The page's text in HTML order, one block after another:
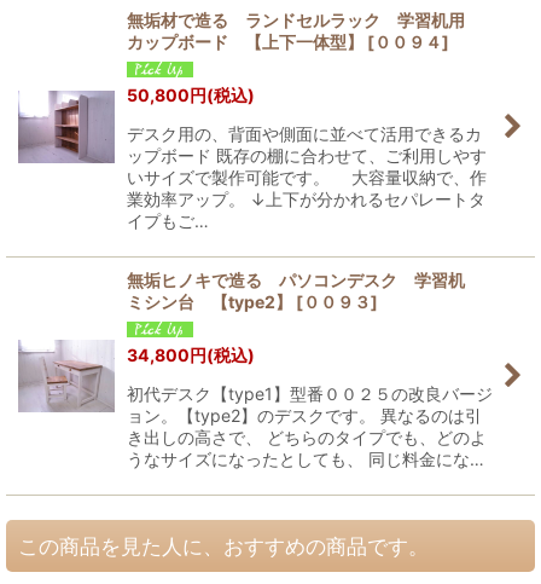
無垢材で造る ランドセルラック 学習机用
カップボード 【上下一体型】
[００９４]
50,800円(税込)
デスク用の、背面や側面に並べて活用できるカ
ップボード 既存の棚に合わせて、ご利用しやす
いサイズで製作可能です。 大容量収納で、作
業効率アップ。 ↓上下が分かれるセパレートタ
イプもご…
無垢ヒノキで造る パソコンデスク 学習机
ミシン台 【type2】
[００９３]
34,800円(税込)
初代デスク【type1】型番００２５の改良バージ
ョン。【type2】のデスクです。 異なるのは引
き出しの高さで、 どちらのタイプでも、どのよ
うなサイズになったとしても、 同じ料金にな…
この商品を見た人に、おすすめの商品です。